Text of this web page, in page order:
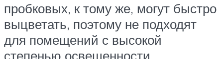
пробковых, к тому же, могут быстро
выцветать, поэтому не подходят
для помещений с высокой
степенью освещенности.